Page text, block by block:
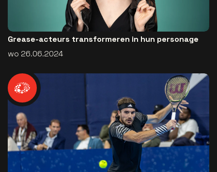
Grease-acteurs transformeren in hun personage
wo 26.06.2024